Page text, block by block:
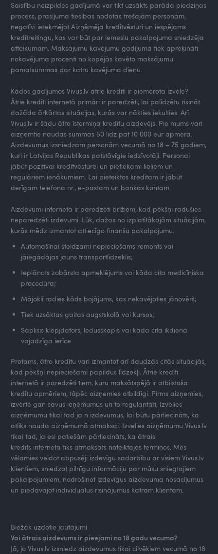
Saistību neizpildes gadījumā var tikt uzsākts parāda piedziņas
process, prasījuma tiesības nodotas trešajām personām,
negatīvi ietekmējot Aizņēmēja kredītvēsturi un iespējams
kredītreitingu, kas var būt par iemeslu pakalpojuma sniedzēja
atteikumam. Maksājumu kavējumu gadījumā tiek aprēķināti
nokavējuma procenti no kopējās kavēto maksājumu
pamatsummas par katru kavējuma dienu.
Kādos gadījumos Vivus.lv ātrie kredīti ir piemērota izvēle?
Ātrie kredīti internetā primāri ir paredzēti, lai palīdzētu risināt
dažāda ārkārtas situācijas, kurās var nākties iekulties. Arī
Vivus.lv ir šādu ātro īstermiņa kredītu aizdevējs. Pie mums vari
aizņemtie naudas summas 50 līdz pat 10 000 eur apmēra.
Aizdevumus izsniedzam personām vecumā no 18 – 75 gadiem,
kuri ir Latvijas Republikas patstāvīgie iedzīvotāji. Personai
jābūt pozitīvai kredītvēsturei un pietiekami lieliem un
regulāriem ienākumiem. Lai pieteiktos kredītam ir jābūt
derīgam telefona nr., e-pastam un bankas kontam.
Aizdevumi internetā ir paredzēti brīžiem, kad pēkšņi radušies
neparedzēti izdevumi. Lūk, dažas no izplatītākajām situācijām,
kurās mēdz izmantot attiecīgo finanšu pakalpojumu:
Automašīnai steidzami nepieciešams remonts vai
jāiegādājas jauns transportlīdzeklis;
Ieplānots zobārsta apmeklējums vai kāda cita medicīniska
procedūra;
Mājoklī radies kāds bojājums, kas nekavējoties jānovērš;
Tiek uzsāktas gaitas augstskolā vai kursos;
Saplīsis klēpjdators, ledusskapis vai kāda cita ikdienā
vajadzīga ierīce
Protams, ātro kredītu vari izmantot arī daudzās citās situācijās,
kad pēkšņi nepieciešami papildus līdzekļi. Ātrie kredīti
internetā ir paredzēti tiem, kuru maksātspējā ir atbilstoša
kredītu apmēriem, tāpēc aizņemies atbildīgi. Pirms aizņemies,
izvērtē gan savus ieņēmumus un to regularitāti, Izvēlies
aizņēmumu tikai tad ja n izdevumus, lai būtu pārliecināts, ka
atliks nauda aizņēmumā atmaksai. Izvelies aizņēmumu Vivus.lv
tikai tad, ja esi patiešām pārliecināts, ka ātrais
kredīts internetā tiks atmaksāts noteiktajos termiņos. Mēs
vēlamies veidot abpusēji izdevīgu sadarbību ar visiem Vivus.lv
klientiem, sniedzot pilnīgu informāciju par mūsu sniegtajiem
pakalpojumiem, nodrošinot izdevīgus aizdevuma nosacījumus
un piedāvājot individuālus risinājumus katram klientam.
Biežāk uzdotie jautājumi
Vai ātrais aizdevums ir pieejami no 18 gadu vecuma?
Jā, jo Vivus.lv izsniedz aizdevumus tikai cilvēkiem vecumā no 18